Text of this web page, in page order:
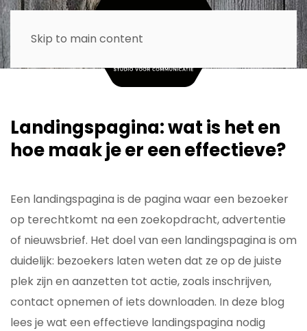
Skip to main content
Landingspagina: wat is het en
hoe maak je er een effectieve?
Een landingspagina is de pagina waar een bezoeker
op terechtkomt na een zoekopdracht, advertentie
of nieuwsbrief. Het doel van een landingspagina is om
duidelijk: bezoekers laten weten dat ze op de juiste
plek zijn en aanzetten tot actie, zoals inschrijven,
contact opnemen of iets downloaden. In deze blog
lees je wat een effectieve landingspagina nodig